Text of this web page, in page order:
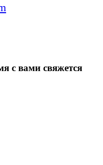
с вами свяжется